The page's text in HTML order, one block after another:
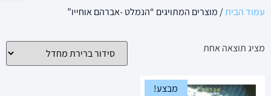
עמוד הבית/ מוצרים המתויגים “הנמלט -אברהם אוחייו”
מציג תוצאה אחת
מבצע!